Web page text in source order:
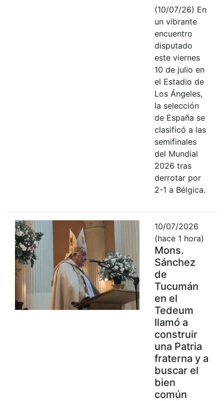
(10/07/26) En
un vibrante
encuentro
disputado
este viernes
10 de julio en
el Estadio de
Los Ángeles,
la selección
de España se
clasificó a las
semifinales
del Mundial
2026 tras
derrotar por
2-1 a Bélgica.
10/07/2026
(hace 1 hora)
Mons.
Sánchez
de
Tucumán
en el
Tedeum
llamó a
construir
una Patria
fraterna y a
buscar el
bien
común